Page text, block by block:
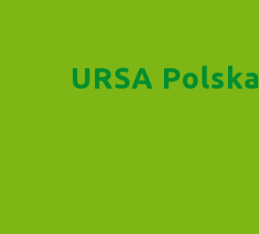
URSA Polska